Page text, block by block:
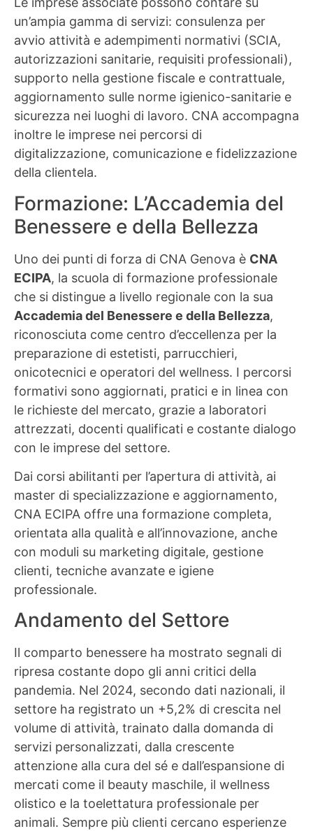
un’ampia gamma di servizi: consulenza per
avvio attività e adempimenti normativi (SCIA,
autorizzazioni sanitarie, requisiti professionali),
supporto nella gestione fiscale e contrattuale,
aggiornamento sulle norme igienico-sanitarie e
sicurezza nei luoghi di lavoro. CNA accompagna
inoltre le imprese nei percorsi di
digitalizzazione, comunicazione e fidelizzazione
della clientela.
Formazione: L’Accademia del
Benessere e della Bellezza
Uno dei punti di forza di CNA Genova è CNA
ECIPA, la scuola di formazione professionale
che si distingue a livello regionale con la sua
Accademia del Benessere e della Bellezza,
riconosciuta come centro d’eccellenza per la
preparazione di estetisti, parrucchieri,
onicotecnici e operatori del wellness. I percorsi
formativi sono aggiornati, pratici e in linea con
le richieste del mercato, grazie a laboratori
attrezzati, docenti qualificati e costante dialogo
con le imprese del settore.
Dai corsi abilitanti per l’apertura di attività, ai
master di specializzazione e aggiornamento,
CNA ECIPA offre una formazione completa,
orientata alla qualità e all’innovazione, anche
con moduli su marketing digitale, gestione
clienti, tecniche avanzate e igiene
professionale.
Andamento del Settore
Il comparto benessere ha mostrato segnali di
ripresa costante dopo gli anni critici della
pandemia. Nel 2024, secondo dati nazionali, il
settore ha registrato un +5,2% di crescita nel
volume di attività, trainato dalla domanda di
servizi personalizzati, dalla crescente
attenzione alla cura del sé e dall’espansione di
mercati come il beauty maschile, il wellness
olistico e la toelettatura professionale per
animali. Sempre più clienti cercano esperienze